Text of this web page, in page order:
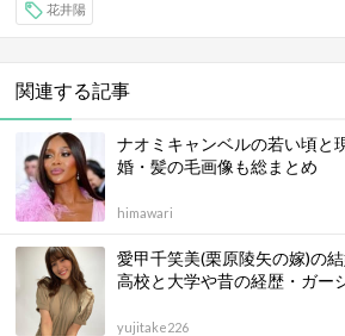
花井陽
関連する記事
ナオミキャンベルの若い頃と
婚・髪の毛画像も総まとめ
himawari
愛甲千笑美(栗原陵矢の嫁)の
高校と大学や昔の経歴・ガー
yujitake226